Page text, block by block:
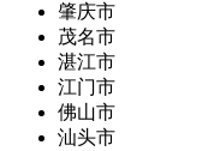
肇庆市
茂名市
湛江市
江门市
佛山市
汕头市